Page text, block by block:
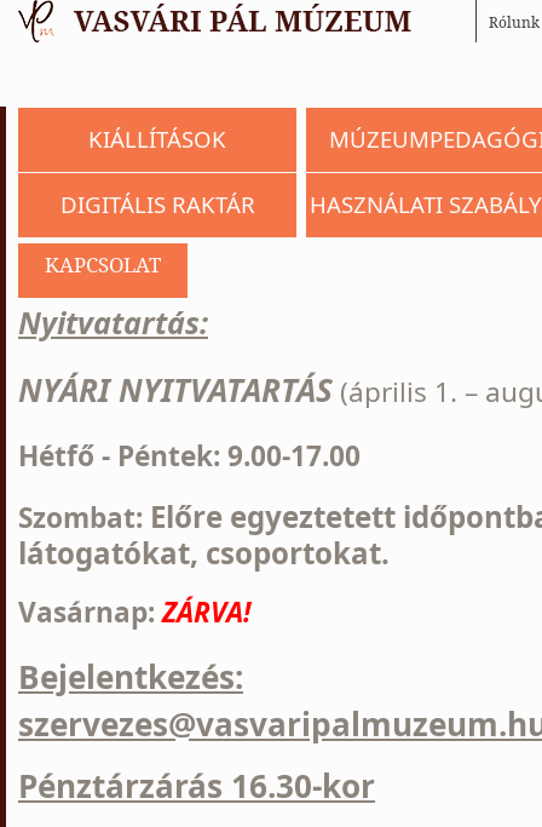
Rólunk
KIÁLLÍTÁSOK
DIGITÁLIS RAKTÁR HASZNÁLATI
KAPCSOLAT
Nyitvatartás:
NYÁRI NYITVATARTÁS (április 1. –
Hétfő - Péntek: 9.00-17.00
Szombat: Előre egyeztetett
látogatókat, csoportokat.
Vasárnap:ZÁRVA!
Bejelentkezés:
Pénztárzárás 16.30-kor